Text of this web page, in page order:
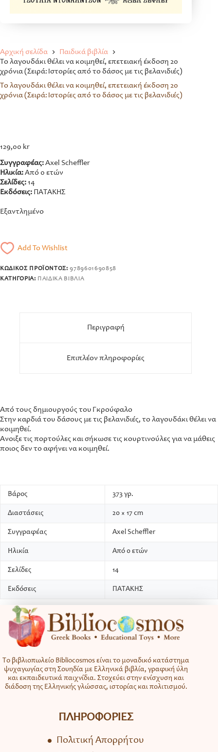
Αρχική σελίδα
Παιδικά βιβλία
Το λαγουδάκι θέλει να κοιμηθεί, επετειακή έκδοση 20
χρόνια (Σειρά: Ιστορίες από το δάσος με τις βελανιδιές)
Το λαγουδάκι θέλει να κοιμηθεί, επετειακή έκδοση 20
χρόνια (Σειρά: Ιστορίες από το δάσος με τις βελανιδιές)
129,00 kr
Συγγραφέας:Axel Scheffler
Ηλικία:Από 0 ετών
Σελίδες:14
Εκδόσεις: ΠΑΤΑΚΗΣ
Εξαντλημένο
Add To Wishlist
ΚΩΔΙΚΌΣ ΠΡΟΪΌΝΤΟΣ:9789601690858
ΚΑΤΗΓΟΡΊΑ: ΠΑΙΔΙΚΆ ΒΙΒΛΊΑ
Περιγραφή
Επιπλέον πληροφορίες
Από τους δημιουργούς του Γκρούφαλο
Στην καρδιά του δάσους με τις βελανιδιές, το λαγουδάκι θέλει να
κοιμηθεί.
Άνοιξε τις πορτούλες και σήκωσε τις κουρτινούλες για να μάθεις
ποιος δεν το αφήνει να κοιμηθεί.
Βάρος 373 γρ.
Διαστάσεις 20 × 17 cm
Συγγραφέας Axel Scheffler
Ηλικία Από 0 ετών
Σελίδες 14
Εκδόσεις ΠΑΤΑΚΗΣ
Το βιβλιοπωλείο Bibliocosmos είναι το μοναδικό κατάστημα
ψυχαγωγίας στη Σουηδία με Ελληνικά βιβλία, γραφική ύλη
και εκπαιδευτικά παιχνίδια. Στοχεύει στην ενίσχυση και
διάδοση της Ελληνικής γλώσσας, ιστορίας και πολιτισμού.
ΠΛΗΡΟΦΟΡΙΕΣ
Πολιτική Απορρήτου